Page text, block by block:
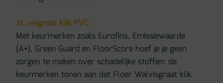
XL visgraat klik PVC
Met keurmerken zoals Eurofins, Emissiewaarde
(A+), Green Guard en FloorScore hoef je je geen
zorgen te maken over schadelijke stoffen: de
keurmerken tonen aan dat Floer Walvisgraat klik